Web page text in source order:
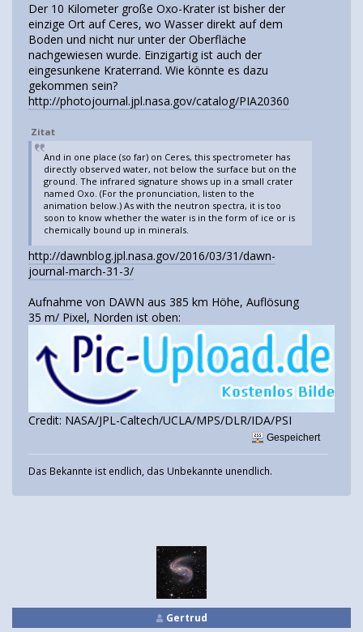
Der 10 Kilometer große Oxo-Krater ist bisher der
einzige Ort auf Ceres, wo Wasser direkt auf dem
Boden und nicht nur unter der Oberfläche
nachgewiesen wurde. Einzigartig ist auch der
eingesunkene Kraterrand. Wie könnte es dazu
gekommen sein?
http://photojournal.jpl.nasa.gov/catalog/PIA20360
Zitat
And in one place (so far) on Ceres, this spectrometer has
directly observed water, not below the surface but on the
ground. The infrared signature shows up in a small crater
named Oxo. (For the pronunciation, listen to the
animation below.) As with the neutron spectra, it is too
soon to know whether the water is in the form of ice or is
chemically bound up in minerals.
http://dawnblog.jpl.nasa.gov/2016/03/31/dawn-
journal-march-31-3/
Aufnahme von DAWN aus 385 km Höhe, Auflösung
35 m/ Pixel, Norden ist oben:
Credit: NASA/JPL-Caltech/UCLA/MPS/DLR/IDA/PSI
Gespeichert
Das Bekannte ist endlich, das Unbekannte unendlich.
Gertrud